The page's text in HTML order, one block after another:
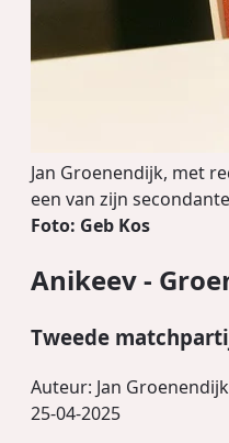
Jan Groenendijk, met
een van zijn
Foto: Geb Kos
Anikeev -
Tweede
Auteur: Jan Groenendijk
25-04-2025